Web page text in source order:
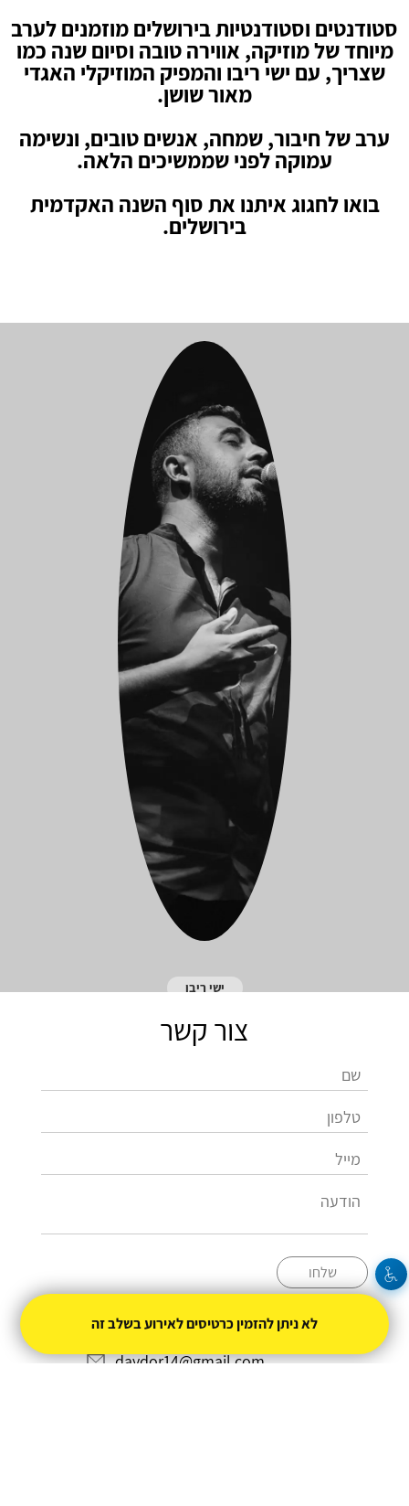
סטודנטים וסטודנטיות בירושלים מוזמנים לערב
מיוחד של מוזיקה, אווירה טובה וסיום שנה כמו
שצריך, עם ישי ריבו והמפיק המוזיקלי האגדי
מאור שושן.
ערב של חיבור, שמחה, אנשים טובים, ונשימה
עמוקה לפני שממשיכים הלאה.
בואו לחגוג איתנו את סוף השנה האקדמית
בירושלים.
ישי ריבו
צור קשר
שלחו
054-7034315
davdor14@gmail.com
לא ניתן להזמין כרטיסים לאירוע בשלב זה